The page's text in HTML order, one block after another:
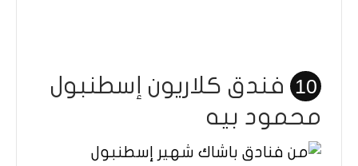
10
فندق كلاريون إسطنبول
محمود بيه